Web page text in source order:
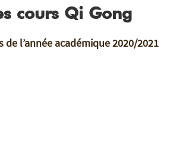
cours Qi Gong
l’année académique 2020/2021